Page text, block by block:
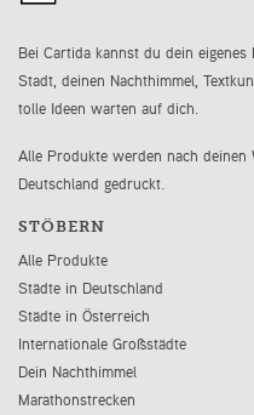
Bei Cartida kannst du dein
Stadt, deinen Nachthimmel,
tolle Ideen warten auf dich.
Alle Produkte werden nach
Deutschland gedruckt.
STÖBERN
Alle Produkte
Städte in Deutschland
Städte in Österreich
Internationale Großstädte
Dein Nachthimmel
Marathonstrecken